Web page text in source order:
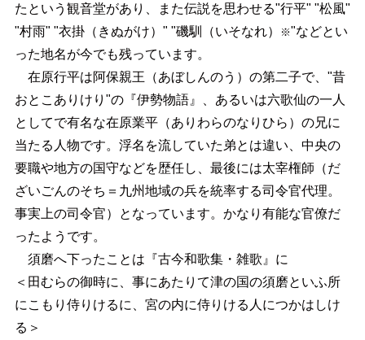
たという観音堂があり、また伝説を思わせる"行平" "松風"
"村雨" "衣掛（きぬがけ）" "磯馴（いそなれ）
※"などとい
った地名が今でも残っています。
在原行平は阿保親王（あぼしんのう）の第二子で、"昔
おとこありけり"の『伊勢物語』、あるいは六歌仙の一人
としてで有名な在原業平（ありわらのなりひら）の兄に
当たる人物です。浮名を流していた弟とは違い、中央の
要職や地方の国守などを歴任し、最後には太宰権師（だ
ざいごんのそち＝九州地域の兵を統率する司令官代理。
事実上の司令官）となっています。かなり有能な官僚だ
ったようです。
須磨へ下ったことは『古今和歌集・雑歌』に
＜田むらの御時に、事にあたりて津の国の須磨といふ所
にこもり侍りけるに、宮の内に侍りける人につかはしけ
る＞